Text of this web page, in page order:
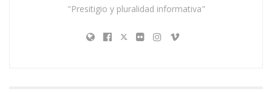
"Presitigio y pluralidad informativa"